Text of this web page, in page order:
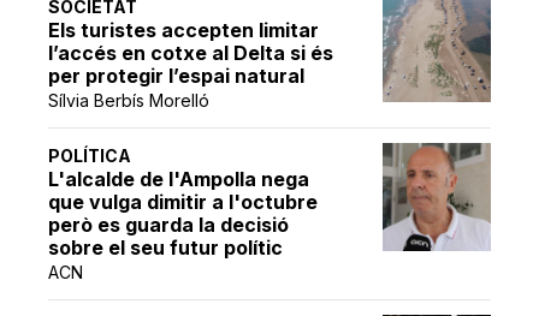
SOCIETAT
Els turistes accepten limitar
l’accés en cotxe al Delta si és
per protegir l’espai natural
Sílvia Berbís Morelló
POLÍTICA
L'alcalde de l'Ampolla nega
que vulga dimitir a l'octubre
però es guarda la decisió
sobre el seu futur polític
ACN